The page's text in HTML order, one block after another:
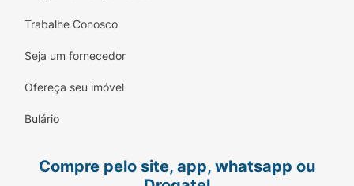
Trabalhe Conosco
Seja um fornecedor
Ofereça seu imóvel
Bulário
Compre pelo site, app, whatsapp ou